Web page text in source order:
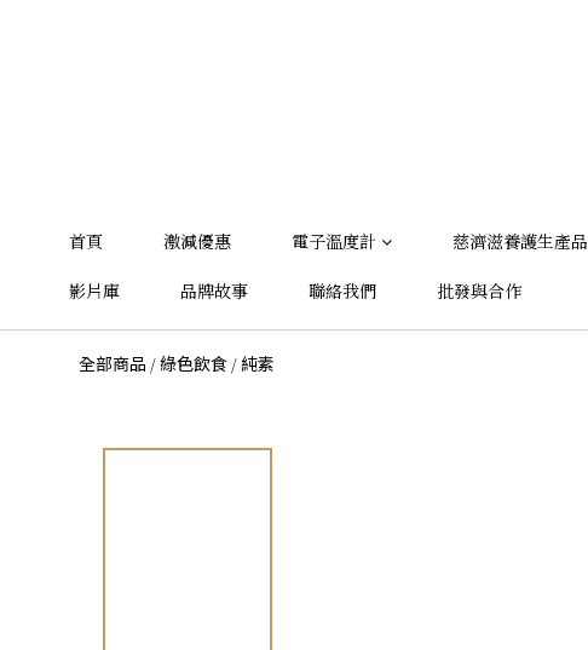
首頁 激減優惠 電子溫度計 慈濟滋養護生產品
影片庫 品牌故事 聯絡我們 批發與合作
全部商品 /綠色飲食 /純素